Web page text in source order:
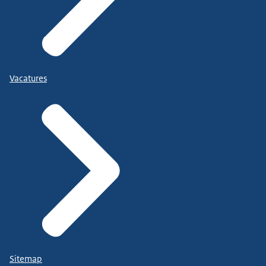
Vacatures
Sitemap